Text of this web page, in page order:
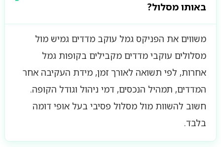
באותו מסלול?
משווים את הפניקס גמל עוקב מדדים גמיש מול
מסלולים עוקבי מדדים מקבילים בקופות גמל
אחרות, לפי תשואה לאורך זמן, מידת העקיבה אחר
המדדים, תמהיל הנכסים, דמי ניהול וגודל הקופה.
חשוב להשוות מול מסלול פסיבי בעל אופי דומה
בלבד.